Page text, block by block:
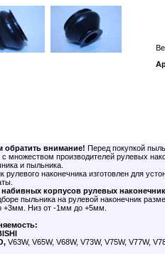
обратить внимание! Перед покупкой
с множеством производителей рулевых
и пыльника.
рулевого наконечника изготовлен для
корпусов рулевых
пыльника на рулевой наконечник
+3мм. Низ от -1мм до +5мм.
V63W, V65W, V68W, V73W, V75W, V77W,